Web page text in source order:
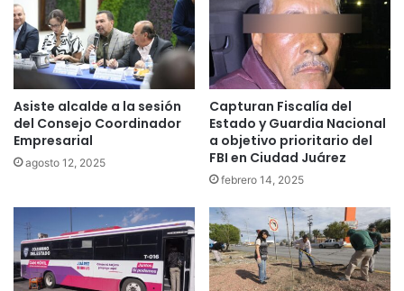
Asiste alcalde a la sesión
del Consejo Coordinador
Empresarial
agosto 12, 2025
Capturan Fiscalía del
Estado y Guardia Nacional
a objetivo prioritario del
FBI en Ciudad Juárez
febrero 14, 2025